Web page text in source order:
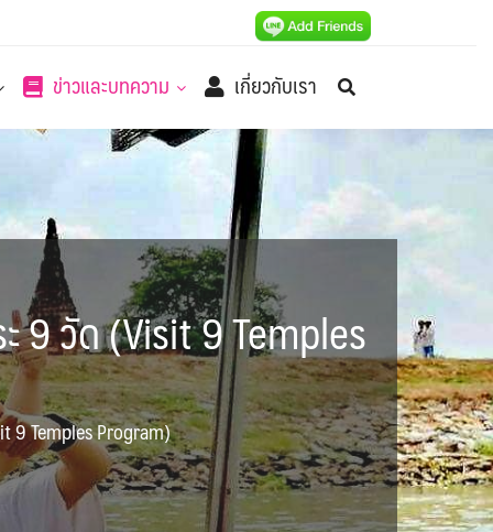
ข่าวและบทความ เกี่ยวกับเรา
9 วัด (Visit 9 Temples
9 Temples Program)